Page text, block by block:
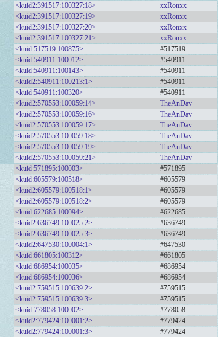
<kuid2:391517:100327:18>
xxRonxx
<kuid2:391517:100327:19>
xxRonxx
<kuid2:391517:100327:20>
xxRonxx
<kuid2:391517:100327:21>
xxRonxx
<kuid:517519:100875>
#517519
<kuid:540911:100012>
#540911
<kuid:540911:100143>
#540911
<kuid2:540911:100213:1>
#540911
<kuid:540911:100320>
#540911
<kuid2:570553:100059:14>
TheAnDav
<kuid2:570553:100059:16>
TheAnDav
<kuid2:570553:100059:17>
TheAnDav
<kuid2:570553:100059:18>
TheAnDav
<kuid2:570553:100059:19>
TheAnDav
<kuid2:570553:100059:21>
TheAnDav
<kuid:571895:100003>
#571895
<kuid:605579:100518>
#605579
<kuid2:605579:100518:1>
#605579
<kuid2:605579:100518:2>
#605579
<kuid:622685:100094>
#622685
<kuid2:636749:100025:2>
#636749
<kuid2:636749:100025:3>
#636749
<kuid2:647530:100004:1>
#647530
<kuid:661805:100312>
#661805
<kuid:686954:100035>
#686954
<kuid:686954:100036>
#686954
<kuid2:759515:100639:2>
#759515
<kuid2:759515:100639:3>
#759515
<kuid:778058:100002>
#778058
<kuid2:779424:100001:2>
#779424
<kuid2:779424:100001:3>
#779424